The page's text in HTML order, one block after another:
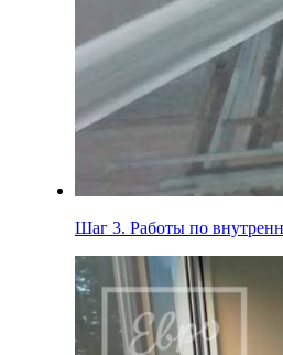
Шаг 3. Работы по